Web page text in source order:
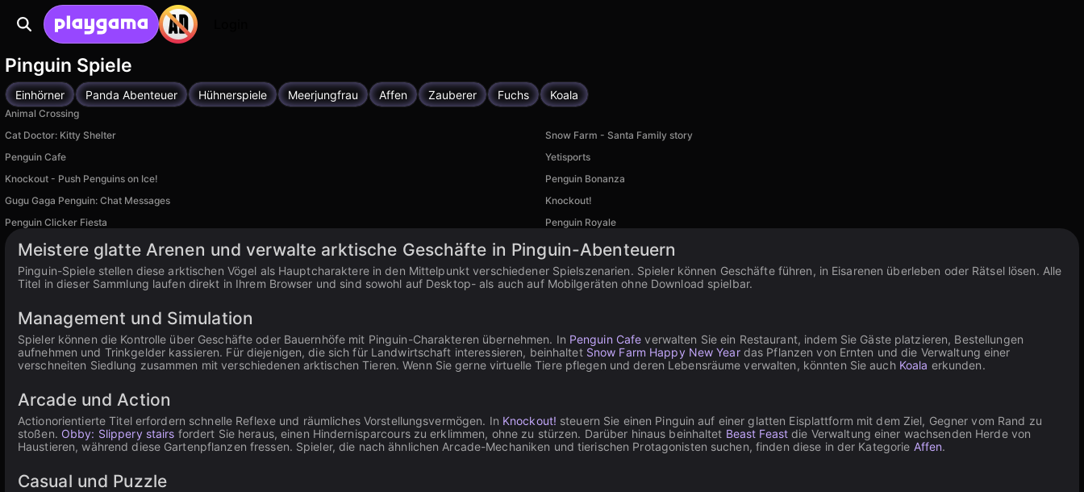
Pinguin Spiele
Einhörner Panda Abenteuer Hühnerspiele Meerjungfrau Affen Zauberer Fuchs Koala
Animal Crossing
Cat Doctor: Kitty Shelter
Snow Farm - Santa Family story
Penguin Cafe
Yetisports
Knockout - Push Penguins on Ice!
Penguin Bonanza
Gugu Gaga Penguin: Chat Messages
Knockout!
Penguin Clicker Fiesta
Penguin Royale
Meistere glatte Arenen und verwalte arktische Geschäfte in Pinguin-Abenteuern
Pinguin-Spiele stellen diese arktischen Vögel als Hauptcharaktere in den Mittelpunkt verschiedener Spielszenarien. Spieler können Geschäfte führen, in Eisarenen überleben oder Rätsel lösen. Alle
Titel in dieser Sammlung laufen direkt in Ihrem Browser und sind sowohl auf Desktop- als auch auf Mobilgeräten ohne Download spielbar.
Management und Simulation
Spieler können die Kontrolle über Geschäfte oder Bauernhöfe mit Pinguin-Charakteren übernehmen. In Penguin Cafe verwalten Sie ein Restaurant, indem Sie Gäste platzieren, Bestellungen
aufnehmen und Trinkgelder kassieren. Für diejenigen, die sich für Landwirtschaft interessieren, beinhaltet Snow Farm Happy New Yeardas Pflanzen von Ernten und die Verwaltung einer
verschneiten Siedlung zusammen mit verschiedenen arktischen Tieren. Wenn Sie gerne virtuelle Tiere pflegen und deren Lebensräume verwalten, könnten Sie auch Koala erkunden.
Arcade und Action
Actionorientierte Titel erfordern schnelle Reflexe und räumliches Vorstellungsvermögen. In Knockout! steuern Sie einen Pinguin auf einer glatten Eisplattform mit dem Ziel, Gegner vom Rand zu
stoßen. Obby: Slippery stairs fordert Sie heraus, einen Hindernisparcours zu erklimmen, ohne zu stürzen. Darüber hinaus beinhaltet Beast Feast die Verwaltung einer wachsenden Herde von
Haustieren, während diese Gartenpflanzen fressen. Spieler, die nach ähnlichen Arcade-Mechaniken und tierischen Protagonisten suchen, finden diese in der Kategorie Affen.
Casual und Puzzle